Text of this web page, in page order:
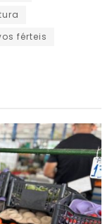
férteis